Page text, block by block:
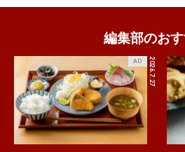
編集部のお
2026.7.27
AD